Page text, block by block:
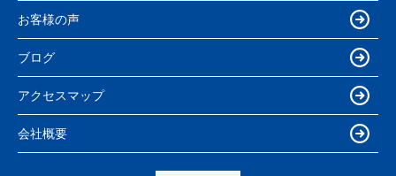
お客様の声
ブログ
アクセスマップ
会社概要